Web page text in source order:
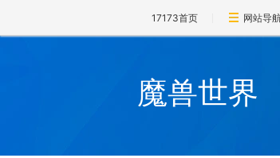
17173首页 网站导
魔兽世界